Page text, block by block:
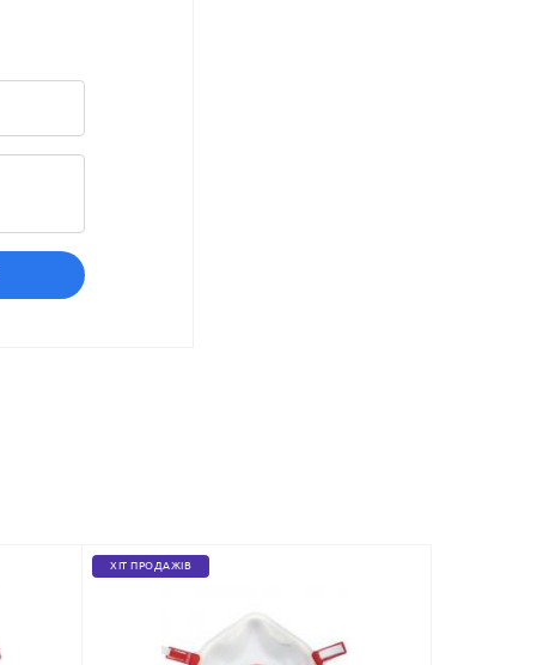
ХІТ ПРОДАЖІВ